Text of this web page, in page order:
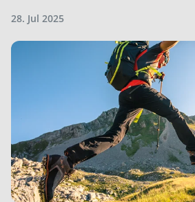
28. Jul 2025